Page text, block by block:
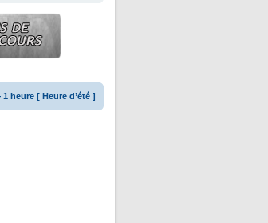
heure [ Heure d’été ]